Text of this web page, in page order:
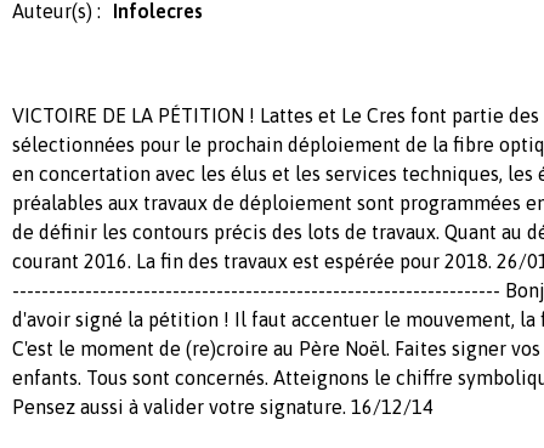
Auteur(s) : Infolecres
VICTOIRE DE LA PÉTITION ! Lattes et Le Cres font partie
sélectionnées pour le prochain déploiement de la fibre
en concertation avec les élus et les services techniques, les
préalables aux travaux de déploiement sont programmées
de définir les contours précis des lots de travaux. Quant au
courant 2016. La fin des travaux est espérée pour 2018.
-------------------------------------------------------------------
d'avoir signé la pétition ! Il faut accentuer le mouvement, la
C'est le moment de (re)croire au Père Noël. Faites signer vos
enfants. Tous sont concernés. Atteignons le chiffre
Pensez aussi à valider votre signature. 16/12/14